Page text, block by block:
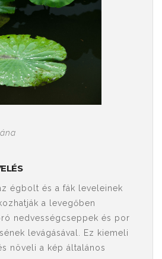
égbolt és a fák leveleinek
a levegőben
nedvességcseppek és por
levágásával. Ez kiemeli
növeli a kép általános